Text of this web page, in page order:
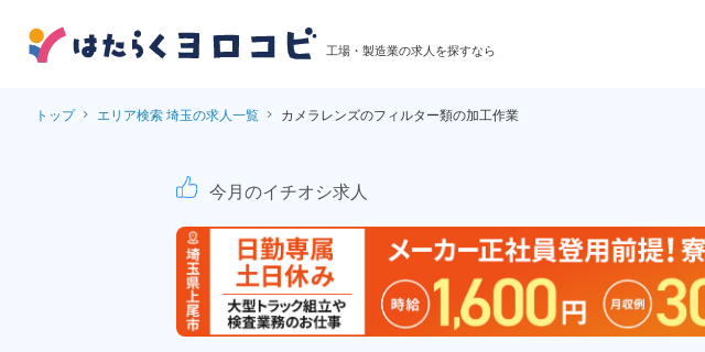
工場・製造業の求人を探すなら
トップ エリア検索 埼玉の求人一覧 カメラレンズのフィルター類の加工作業
カメラレンズのフィルター類の
今月のイチオシ求人
派
お仕
01